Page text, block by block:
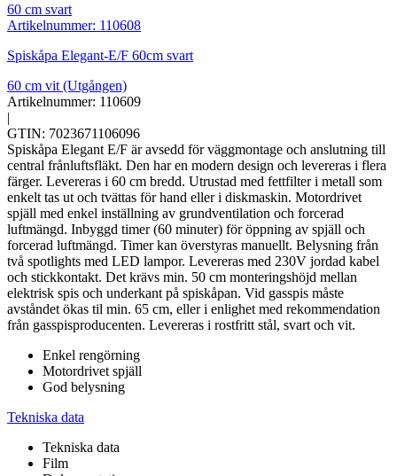
60 cm svart
Artikelnummer: 110608
Spiskåpa Elegant-E/F 60cm svart
60 cm vit (Utgången)
Artikelnummer: 110609
|
GTIN: 7023671106096
Spiskåpa Elegant E/F är avsedd för väggmontage och anslutning till
central frånluftsfläkt. Den har en modern design och levereras i flera
färger. Levereras i 60 cm bredd. Utrustad med fettfilter i metall som
enkelt tas ut och tvättas för hand eller i diskmaskin. Motordrivet
spjäll med enkel inställning av grundventilation och forcerad
luftmängd. Inbyggd timer (60 minuter) för öppning av spjäll och
forcerad luftmängd. Timer kan överstyras manuellt. Belysning från
två spotlights med LED lampor. Levereras med 230V jordad kabel
och stickkontakt. Det krävs min. 50 cm monteringshöjd mellan
elektrisk spis och underkant på spiskåpan. Vid gasspis måste
avståndet ökas til min. 65 cm, eller i enlighet med rekommendation
från gasspisproducenten. Levereras i rostfritt stål, svart och vit.
Enkel rengörning
Motordrivet spjäll
God belysning
Tekniska data
Tekniska data
Film